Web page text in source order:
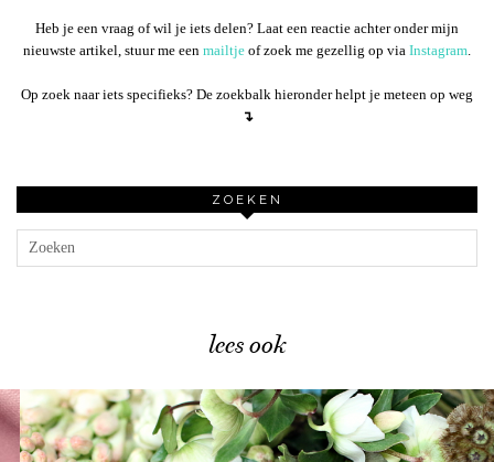
Heb je een vraag of wil je iets delen? Laat een reactie achter onder mijn
nieuwste artikel, stuur me een mailtje of zoek me gezellig op via Instagram.
Op zoek naar iets specifieks? De zoekbalk hieronder helpt je meteen op weg
↴
ZOEKEN
lees ook